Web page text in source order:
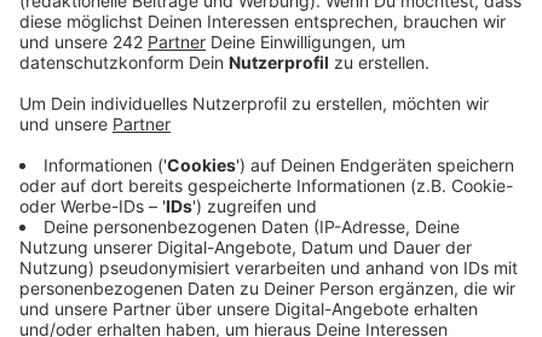
feiern wird. Das hatte Woelki am Montag
mitgeteilt.
Der Kardinal möchte nicht, dass dieses wertvolle
Ereignis von den aktuellen kirchenpolitischen
Spannungen überschattet werde, heißt es in einer
Mitteilung des Erzbistums. Woelki wolle die